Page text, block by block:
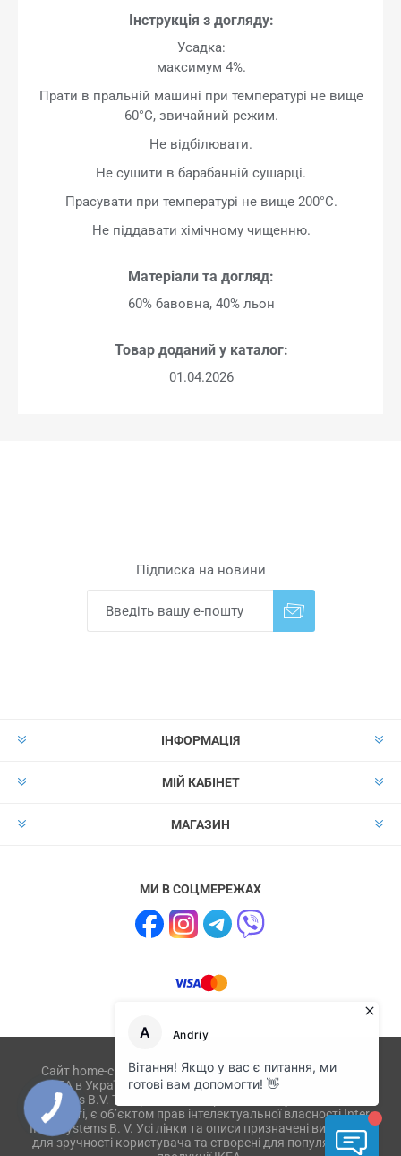
Інструкція з догляду:
Усадка:
максимум 4%.
Прати в пральній машині при температурі не вище
60°C, звичайний режим.
Не відбілювати.
Не сушити в барабанній сушарці.
Прасувати при температурі не вище 200°C.
Не піддавати хімічному чищенню.
Матеріали та догляд:
60% бавовна, 40% льон
Товар доданий у каталог:
01.04.2026
Підписка на новини
ІНФОРМАЦІЯ
МІЙ КАБІНЕТ
МАГАЗИН
МИ В СОЦМЕРЕЖАХ
Сайт home-club.com.ua не має відношення до компанії
IKEA в Україні і не пов'язаний з ikea.com, ikea.ua, IKEA
Systems B.V. Товари або їх зображення, опубліковані на
веб-сайті, є об’єктом прав інтелектуальної власності Inter
IKEA Systems B. V. Усі лінки та описи призначені виключно
для зручності користувача та створені для популяризації